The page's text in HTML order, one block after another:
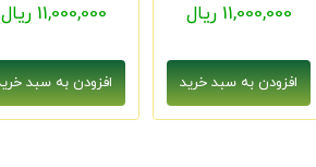
11,000,000 ریال 11,000,000 ریال